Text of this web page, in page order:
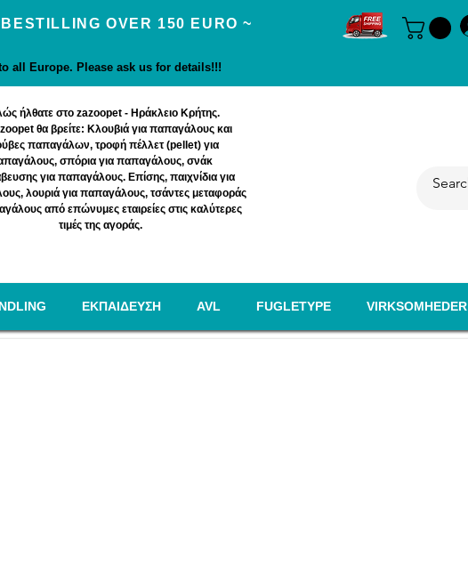
OVER 150 EURO ~
all Europe. Please ask us for details!!!
ήλθατε στο zazoopet - Ηράκλειο Κρήτης.
θα βρείτε: Κλουβιά για παπαγάλους και
παπαγάλων, τροφή πέλλετ (pellet) για
σπόρια για παπαγάλους, σνάκ
για παπαγάλους. Επίσης, παιχνίδια για
λουριά για παπαγάλους, τσάντες μεταφοράς
από επώνυμες εταιρείες στις καλύτερες
τιμές της αγοράς.
EΚΠΑΙΔΕΥΣΗ AVL FUGLETYPE VIRKSOMHEDER